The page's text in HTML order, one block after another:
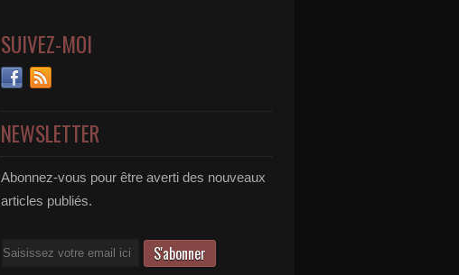
SUIVEZ-MOI
NEWSLETTER
Abonnez-vous pour être averti des nouveaux
articles publiés.
Email